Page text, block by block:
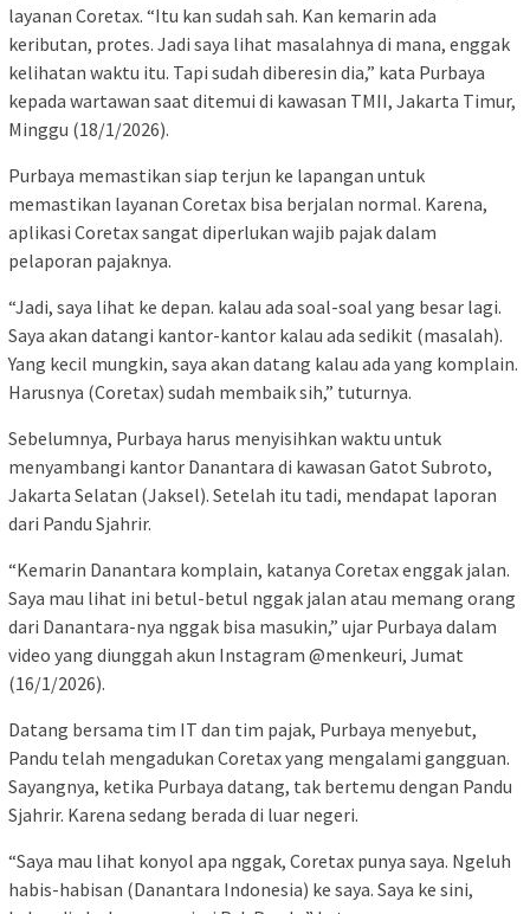
layanan Coretax. “Itu kan sudah sah. Kan kemarin ada
keributan, protes. Jadi saya lihat masalahnya di mana, enggak
kelihatan waktu itu. Tapi sudah diberesin dia,” kata Purbaya
kepada wartawan saat ditemui di kawasan TMII, Jakarta Timur,
Minggu (18/1/2026).
Purbaya memastikan siap terjun ke lapangan untuk
memastikan layanan Coretax bisa berjalan normal. Karena,
aplikasi Coretax sangat diperlukan wajib pajak dalam
pelaporan pajaknya.
“Jadi, saya lihat ke depan. kalau ada soal-soal yang besar lagi.
Saya akan datangi kantor-kantor kalau ada sedikit (masalah).
Yang kecil mungkin, saya akan datang kalau ada yang komplain.
Harusnya (Coretax) sudah membaik sih,” tuturnya.
Sebelumnya, Purbaya harus menyisihkan waktu untuk
menyambangi kantor Danantara di kawasan Gatot Subroto,
Jakarta Selatan (Jaksel). Setelah itu tadi, mendapat laporan
dari Pandu Sjahrir.
“Kemarin Danantara komplain, katanya Coretax enggak jalan.
Saya mau lihat ini betul-betul nggak jalan atau memang orang
dari Danantara-nya nggak bisa masukin,” ujar Purbaya dalam
video yang diunggah akun Instagram @menkeuri, Jumat
(16/1/2026).
Datang bersama tim IT dan tim pajak, Purbaya menyebut,
Pandu telah mengadukan Coretax yang mengalami gangguan.
Sayangnya, ketika Purbaya datang, tak bertemu dengan Pandu
Sjahrir. Karena sedang berada di luar negeri.
“Saya mau lihat konyol apa nggak, Coretax punya saya. Ngeluh
habis-habisan (Danantara Indonesia) ke saya. Saya ke sini,